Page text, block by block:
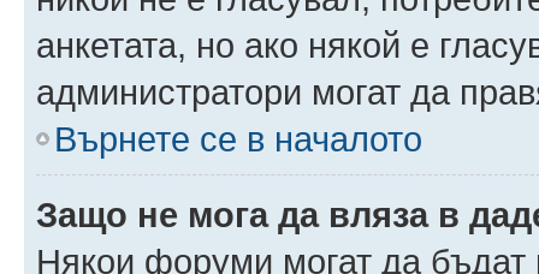
анкетата, но ако някой е
администратори могат да
Върнете се в началото
Защо не мога да вляза в
Някои форуми могат да бъдат